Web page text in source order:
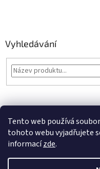
Tento web používá
tohoto webu vyjadřujete
informacízde.
Vyhledávání